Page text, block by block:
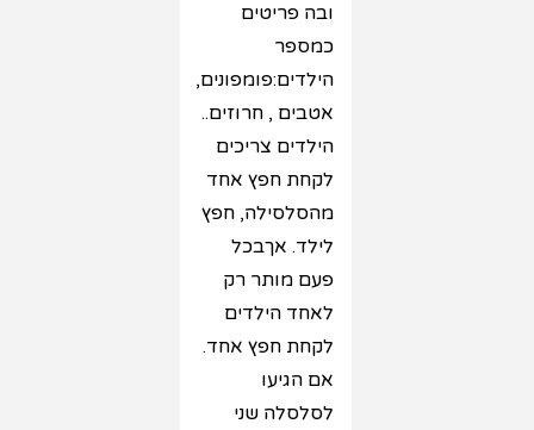
ובה פריטים
כמספר
הילדים:פומפונים,
אטבים , חרוזים..
הילדים צריכים
לקחת חפץ אחד
מהסלסילה, חפץ
לילד. אךבכל
פעם מותר רק
לאחד הילדים
לקחת חפץ אחד.
אם הגיעו
לסלסלה שני